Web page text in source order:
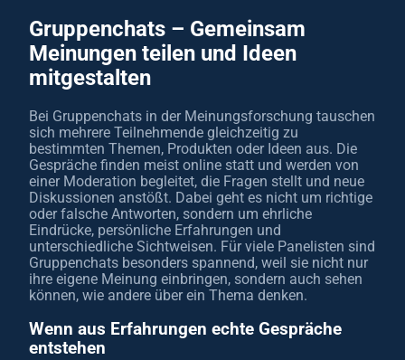
Gruppenchats – Gemeinsam
Meinungen teilen und Ideen
mitgestalten
Bei Gruppenchats in der Meinungsforschung tauschen
sich mehrere Teilnehmende gleichzeitig zu
bestimmten Themen, Produkten oder Ideen aus. Die
Gespräche finden meist online statt und werden von
einer Moderation begleitet, die Fragen stellt und neue
Diskussionen anstößt. Dabei geht es nicht um richtige
oder falsche Antworten, sondern um ehrliche
Eindrücke, persönliche Erfahrungen und
unterschiedliche Sichtweisen. Für viele Panelisten sind
Gruppenchats besonders spannend, weil sie nicht nur
ihre eigene Meinung einbringen, sondern auch sehen
können, wie andere über ein Thema denken.
Wenn aus Erfahrungen echte Gespräche
entstehen